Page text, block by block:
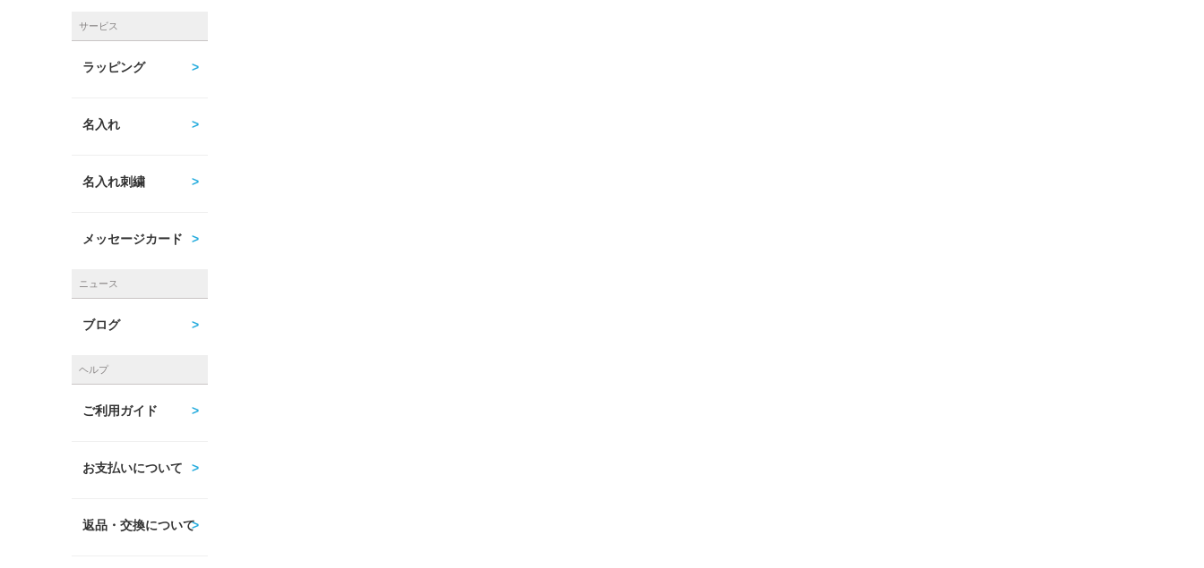
サービス
ラッピング
名入れ
名入れ刺繍
メッセージカード
ニュース
ブログ
ヘルプ
ご利用ガイド
お支払いについて
返品・交換について